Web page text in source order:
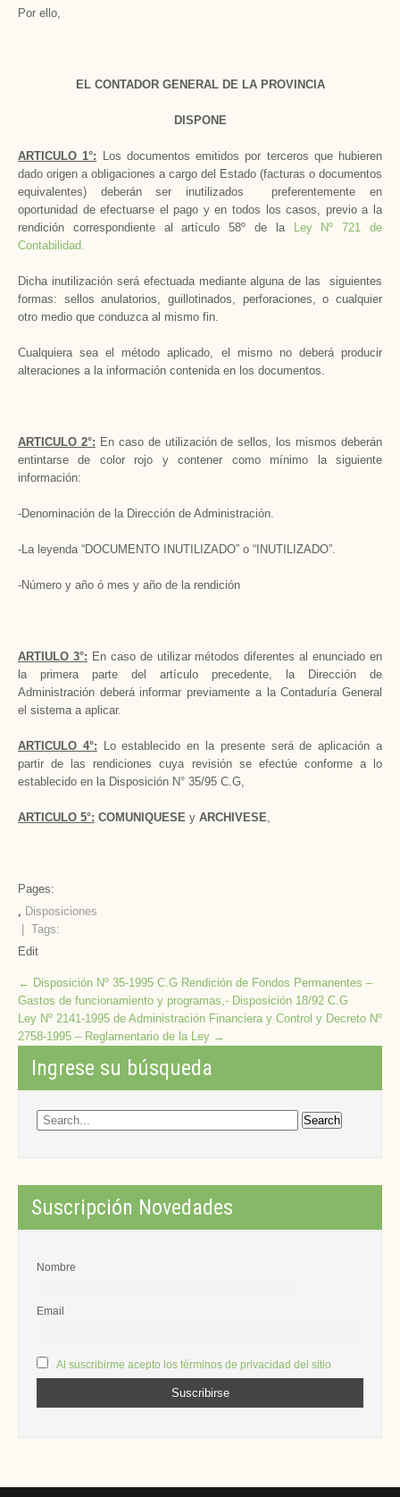
Por ello,
EL CONTADOR GENERAL DE LA PROVINCIA
DISPONE
ARTICULO 1°: Los documentos emitidos por terceros que hubieren
dado origen a obligaciones a cargo del Estado (facturas o documentos
equivalentes) deberán ser inutilizados preferentemente en
oportunidad de efectuarse el pago y en todos los casos, previo a la
rendición correspondiente al artículo 58º de la
Ley Nº 721 de
Contabilidad.
Dicha inutilización será efectuada mediante alguna de las siguientes
formas: sellos anulatorios, guillotinados, perforaciones, o cualquier
otro medio que conduzca al mismo fin.
Cualquiera sea el método aplicado, el mismo no deberá producir
alteraciones a la información contenida en los documentos.
ARTICULO 2°: En caso de utilización de sellos, los mismos deberán
entintarse de color rojo y contener como mínimo la siguiente
información:
-Denominación de la Dirección de Administración.
-La leyenda “DOCUMENTO INUTILIZADO” o “INUTILIZADO”.
-Número y año ó mes y año de la rendición
ARTIULO 3°: En caso de utilizar métodos diferentes al enunciado en
la primera parte del artículo precedente, la Dirección de
Administración deberá informar previamente a la Contaduría General
el sistema a aplicar.
ARTICULO 4°: Lo establecido en la presente será de aplicación a
partir de las rendiciones cuya revisión se efectúe conforme a lo
establecido en la Disposición N° 35/95 C.G,
ARTICULO 5°: COMUNIQUESE y ARCHIVESE,
Pages:
, Disposiciones
| Tags:
Edit
Post
navigation
← Disposición Nº 35-1995 C.G Rendición de Fondos Permanentes –
Gastos de funcionamiento y programas,- Disposición 18/92 C.G
Ley Nº 2141-1995 de Administración Financiera y Control y Decreto Nº
2758-1995 – Reglamentario de la Ley →
Ingrese su búsqueda
Suscripción Novedades
Nombre
Email
Al suscribirme acepto los términos de privacidad del sitio